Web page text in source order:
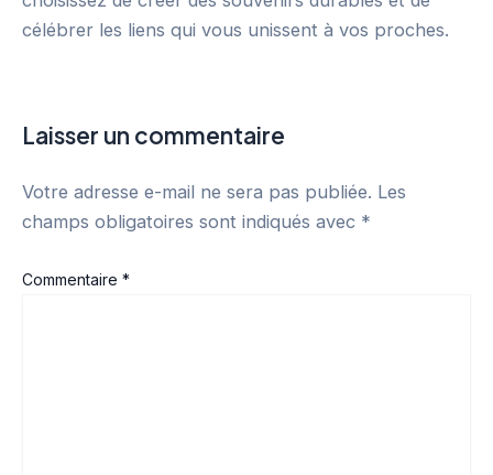
célébrer les liens qui vous unissent à vos proches.
Laisser un commentaire
Votre adresse e-mail ne sera pas publiée. Les
champs obligatoires sont indiqués avec *
Commentaire *